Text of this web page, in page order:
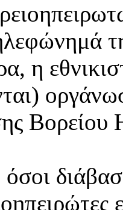
η
Βορείου